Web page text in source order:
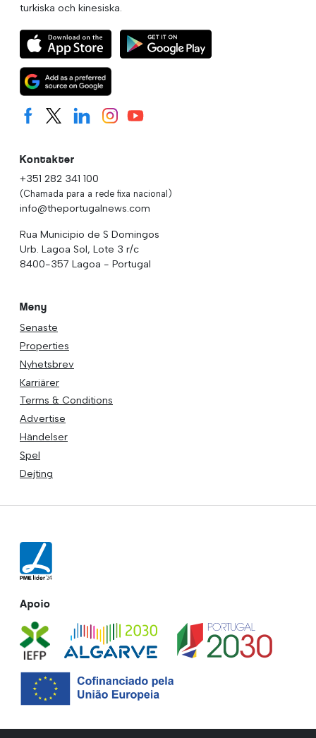
turkiska och kinesiska.
Kontakter
+351 282 341 100
(Chamada para a rede fixa nacional)
info@theportugalnews.com
Rua Municipio de S Domingos
Urb. Lagoa Sol, Lote 3 r/c
8400-357 Lagoa - Portugal
Meny
Senaste
Properties
Nyhetsbrev
Karriärer
Terms & Conditions
Advertise
Händelser
Spel
Dejting
Apoio